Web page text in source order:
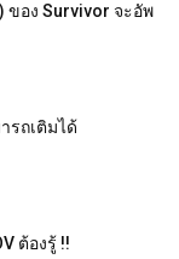
ของ Survivor จะอัพ
รถเติมได้
ต้องรู้ !!